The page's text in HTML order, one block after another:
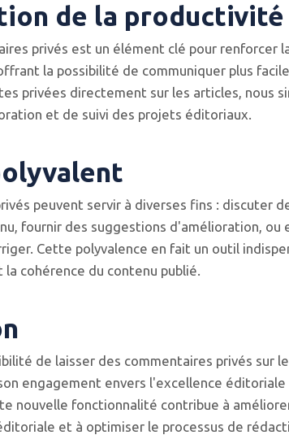
de la productivité
privés est un élément clé pour renforcer
la possibilité de communiquer plus
privées directement sur les articles, nous
et de suivi des projets éditoriaux.
peuvent servir à diverses fins : discuter
fournir des suggestions d'amélioration, ou
Cette polyvalence en fait un outil
cohérence du contenu publié.
de laisser des commentaires privés sur
engagement envers l'excellence
nouvelle fonctionnalité contribue à
et à optimiser le processus de